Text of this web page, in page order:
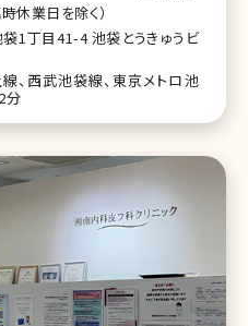
休業日を除く）
1丁目41-4 池袋とうきゅうビ
、西武池袋線、東京メトロ池
分